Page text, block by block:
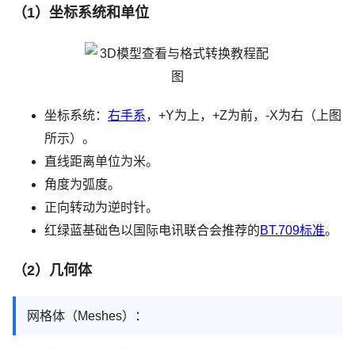
（1）坐标系统和单位
坐标系统： 右手系，+Y为上，+Z为前，-X为右（上图
所示）。
直线距离单位为米。
角度为弧度。
正向转动为逆时针。
红绿蓝基础色以国际电讯联合会推荐的BT.709标准。
（2）几何体
网格体（Meshes）：